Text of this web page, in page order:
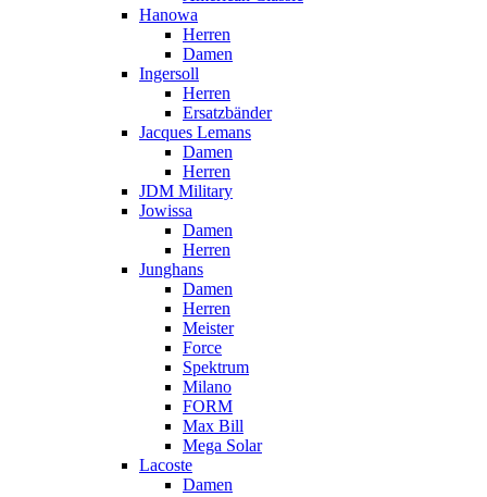
Hanowa
Herren
Damen
Ingersoll
Herren
Ersatzbänder
Jacques Lemans
Damen
Herren
JDM Military
Jowissa
Damen
Herren
Junghans
Damen
Herren
Meister
Force
Spektrum
Milano
FORM
Max Bill
Mega Solar
Lacoste
Damen